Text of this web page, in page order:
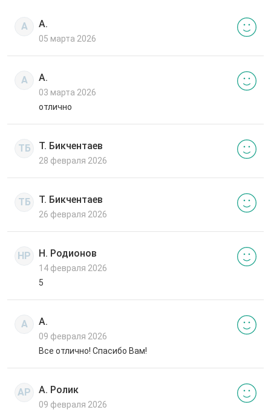
А А.
05 марта 2026
А А.
03 марта 2026
отлично
ТБ Т. Бикчентаев
28 февраля 2026
ТБ Т. Бикчентаев
26 февраля 2026
НР Н. Родионов
14 февраля 2026
5
А А.
09 февраля 2026
Все отлично! Спасибо Вам!
АР А. Ролик
09 февраля 2026